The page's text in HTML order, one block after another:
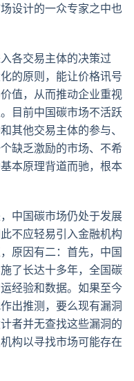
设计的一众专家之中也
各交易主体的决策过
的原则，能让价格讯号
值，从而推动企业重视
目前中国碳市场不活跃
其他交易主体的参与、
缺乏激励的市场、不希
本原理背道而驰，根本
中国碳市场仍处于发展
不应轻易引入金融机构
原因有二：首先，中国
了长达十多年，全国碳
经验和数据。如果至今
出推测，要么现有漏洞
者并无查找这些漏洞的
构以寻找市场可能存在